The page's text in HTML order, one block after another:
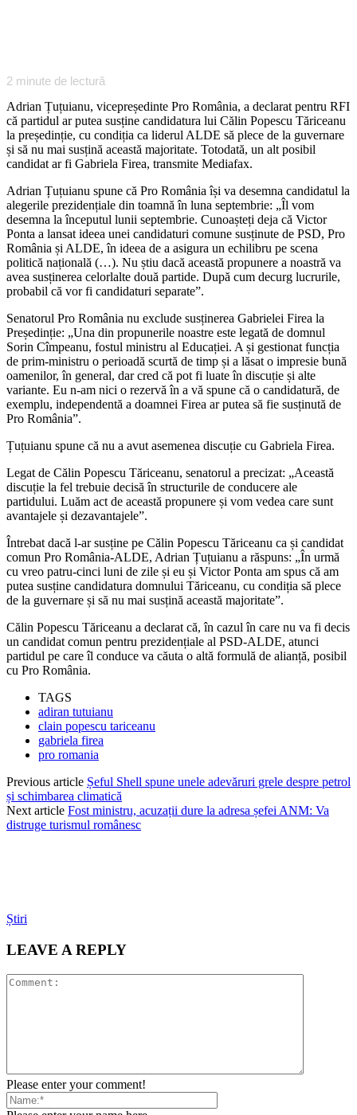
2 minute de lectură
Adrian Țuțuianu, vicepreședinte Pro România, a declarat pentru RFI
că partidul ar putea susține candidatura lui Călin Popescu Tăriceanu
la președinție, cu condiția ca liderul ALDE să plece de la guvernare
și să nu mai susțină această majoritate. Totodată, un alt posibil
candidat ar fi Gabriela Firea, transmite Mediafax.
Adrian Țuțuianu spune că Pro România își va desemna candidatul la
alegerile prezidențiale din toamnă în luna septembrie: „Îl vom
desemna la începutul lunii septembrie. Cunoașteți deja că Victor
Ponta a lansat ideea unei candidaturi comune susținute de PSD, Pro
România și ALDE, în ideea de a asigura un echilibru pe scena
politică națională (…). Nu știu dacă această propunere a noastră va
avea susținerea celorlalte două partide. După cum decurg lucrurile,
probabil că vor fi candidaturi separate”.
Senatorul Pro România nu exclude susținerea Gabrielei Firea la
Președinție: „Una din propunerile noastre este legată de domnul
Sorin Cîmpeanu, fostul ministru al Educației. A și gestionat funcția
de prim-ministru o perioadă scurtă de timp și a lăsat o impresie bună
oamenilor, în general, dar cred că pot fi luate în discuție și alte
variante. Eu n-am nici o rezervă în a vă spune că o candidatură, de
exemplu, independentă a doamnei Firea ar putea să fie susținută de
Pro România”.
Țuțuianu spune că nu a avut asemenea discuție cu Gabriela Firea.
Legat de Călin Popescu Tăriceanu, senatorul a precizat: „Această
discuție la fel trebuie decisă în structurile de conducere ale
partidului. Luăm act de această propunere și vom vedea care sunt
avantajele și dezavantajele”.
Întrebat dacă l-ar susține pe Călin Popescu Tăriceanu ca și candidat
comun Pro România-ALDE, Adrian Țuțuianu a răspuns: „În urmă
cu vreo patru-cinci luni de zile și eu și Victor Ponta am spus că am
putea susține candidatura domnului Tăriceanu, cu condiția să plece
de la guvernare și să nu mai susțină această majoritate”.
Călin Popescu Tăriceanu a declarat că, în cazul în care nu va fi decis
un candidat comun pentru prezidențiale al PSD-ALDE, atunci
partidul pe care îl conduce va căuta o altă formulă de alianță, posibil
cu Pro România.
TAGS
adiran tutuianu
clain popescu tariceanu
gabriela firea
pro romania
Previous article Șeful Shell spune unele adevăruri grele despre petrol
și schimbarea climatică
Next article Fost ministru, acuzații dure la adresa șefei ANM: Va
distruge turismul românesc
Știri
LEAVE A REPLY
Please enter your comment!